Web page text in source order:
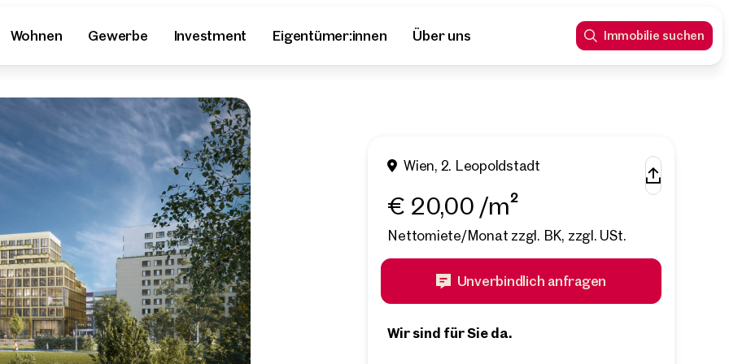
Wohnen Gewerbe Investment Eigentümer:innen Über uns Immobilie suchen
Wien, 2. Leopoldstadt
€ 20,00 /m²
Nettomiete/Monat zzgl. BK, zzgl. USt.
Unverbindlich anfragen
Wir sind für Sie da.